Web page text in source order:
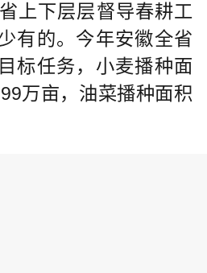
上下层层督导春耕工
有的。今年安徽全省
标任务，小麦播种面
万亩，油菜播种面积